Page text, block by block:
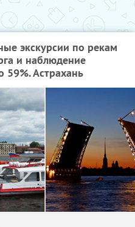
экскурсии по рекам
и наблюдение
59%. Астрахань